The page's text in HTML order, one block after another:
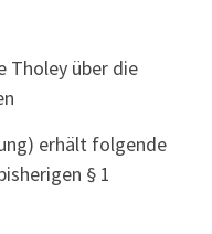
Tholey über die
erhält folgende
§ 1